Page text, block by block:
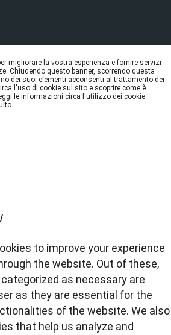
migliorare la vostra esperienza e fornire servizi
Chiudendo questo banner, scorrendo questa
dei suoi elementi acconsenti al trattamento dei
l'uso di cookie sul sito e scoprire come è
le informazioni circa l'utilizzo dei cookie
to improve your experience
the website. Out of these,
as necessary are
as they are essential for the
of the website. We also
that help us analyze and